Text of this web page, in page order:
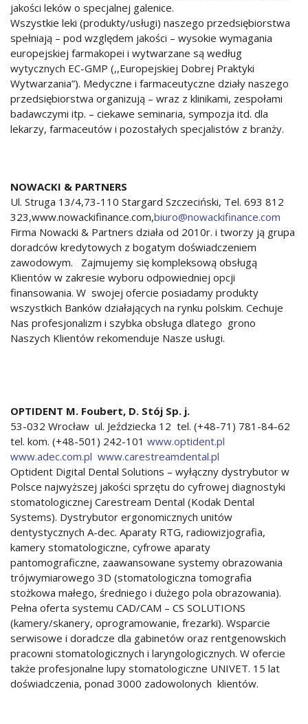
jakości leków o specjalnej galenice.
Wszystkie leki (produkty/usługi) naszego przedsiębiorstwa
spełniają – pod względem jakości – wysokie wymagania
europejskiej farmakopei i wytwarzane są według
wytycznych EC-GMP (,,Europejskiej Dobrej Praktyki
Wytwarzania”). Medyczne i farmaceutyczne działy naszego
przedsiębiorstwa organizują – wraz z klinikami, zespołami
badawczymi itp. – ciekawe seminaria, sympozja itd. dla
lekarzy, farmaceutów i pozostałych specjalistów z branży.
NOWACKI & PARTNERS
Ul. Struga 13/4,73-110 Stargard Szczeciński, Tel. 693 812
323,www.nowackifinance.com,biuro@nowackifinance.com
Firma Nowacki & Partners działa od 2010r. i tworzy ją grupa
doradców kredytowych z bogatym doświadczeniem
zawodowym. Zajmujemy się kompleksową obsługą
Klientów w zakresie wyboru odpowiedniej opcji
finansowania. W swojej ofercie posiadamy produkty
wszystkich Banków działających na rynku polskim. Cechuje
Nas profesjonalizm i szybka obsługa dlatego grono
Naszych Klientów rekomenduje Nasze usługi.
OPTIDENT M. Foubert, D. Stój Sp. j.
53-032 Wrocław ul. Jeździecka 12 tel. (+48-71) 781-84-62
tel. kom. (+48-501) 242-101 www.optident.pl
www.adec.com.pl www.carestreamdental.pl
Optident Digital Dental Solutions – wyłączny dystrybutor w
Polsce najwyższej jakości sprzętu do cyfrowej diagnostyki
stomatologicznej Carestream Dental (Kodak Dental
Systems). Dystrybutor ergonomicznych unitów
dentystycznych A-dec. Aparaty RTG, radiowizjografia,
kamery stomatologiczne, cyfrowe aparaty
pantomograficzne, zaawansowane systemy obrazowania
trójwymiarowego 3D (stomatologiczna tomografia
stożkowa małego, średniego i dużego pola obrazowania).
Pełna oferta systemu CAD/CAM – CS SOLUTIONS
(kamery/skanery, oprogramowanie, frezarki). Wsparcie
serwisowe i doradcze dla gabinetów oraz rentgenowskich
pracowni stomatologicznych i laryngologicznych. W ofercie
także profesjonalne lupy stomatologiczne UNIVET. 15 lat
doświadczenia, ponad 3000 zadowolonych klientów.